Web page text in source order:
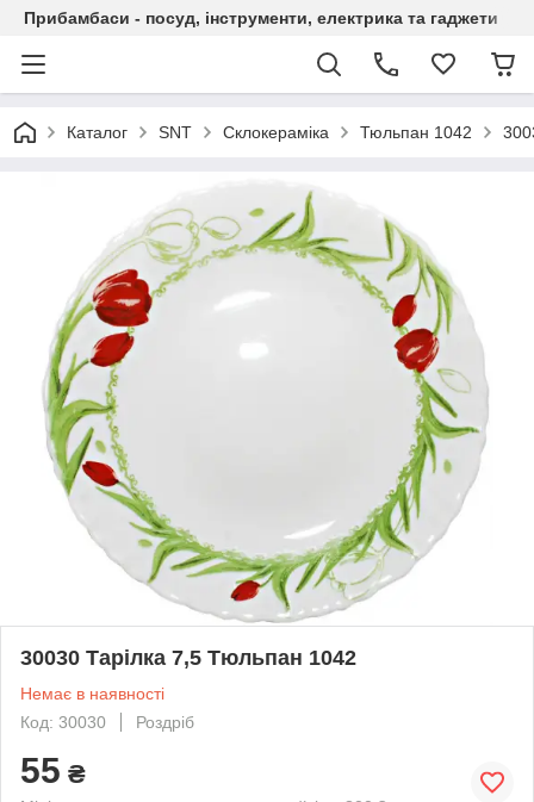
Прибамбаси - посуд, інструменти, електрика та гаджети
Каталог SNT Склокераміка Тюльпан 1042
30030 Тарілка 7,5 Тюльпан 1042
Немає в наявності
Код: 30030
Роздріб
55 ₴